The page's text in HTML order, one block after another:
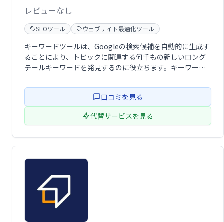
レビューなし
SEOツール ウェブサイト最適化ツール
キーワードツールは、Googleの検索候補を自動的に生成す
ることにより、トピックに関連する何千もの新しいロング
テールキーワードを発見するのに役立ちます。キーワード
されます。
口コミを見る
代替サービスを見る